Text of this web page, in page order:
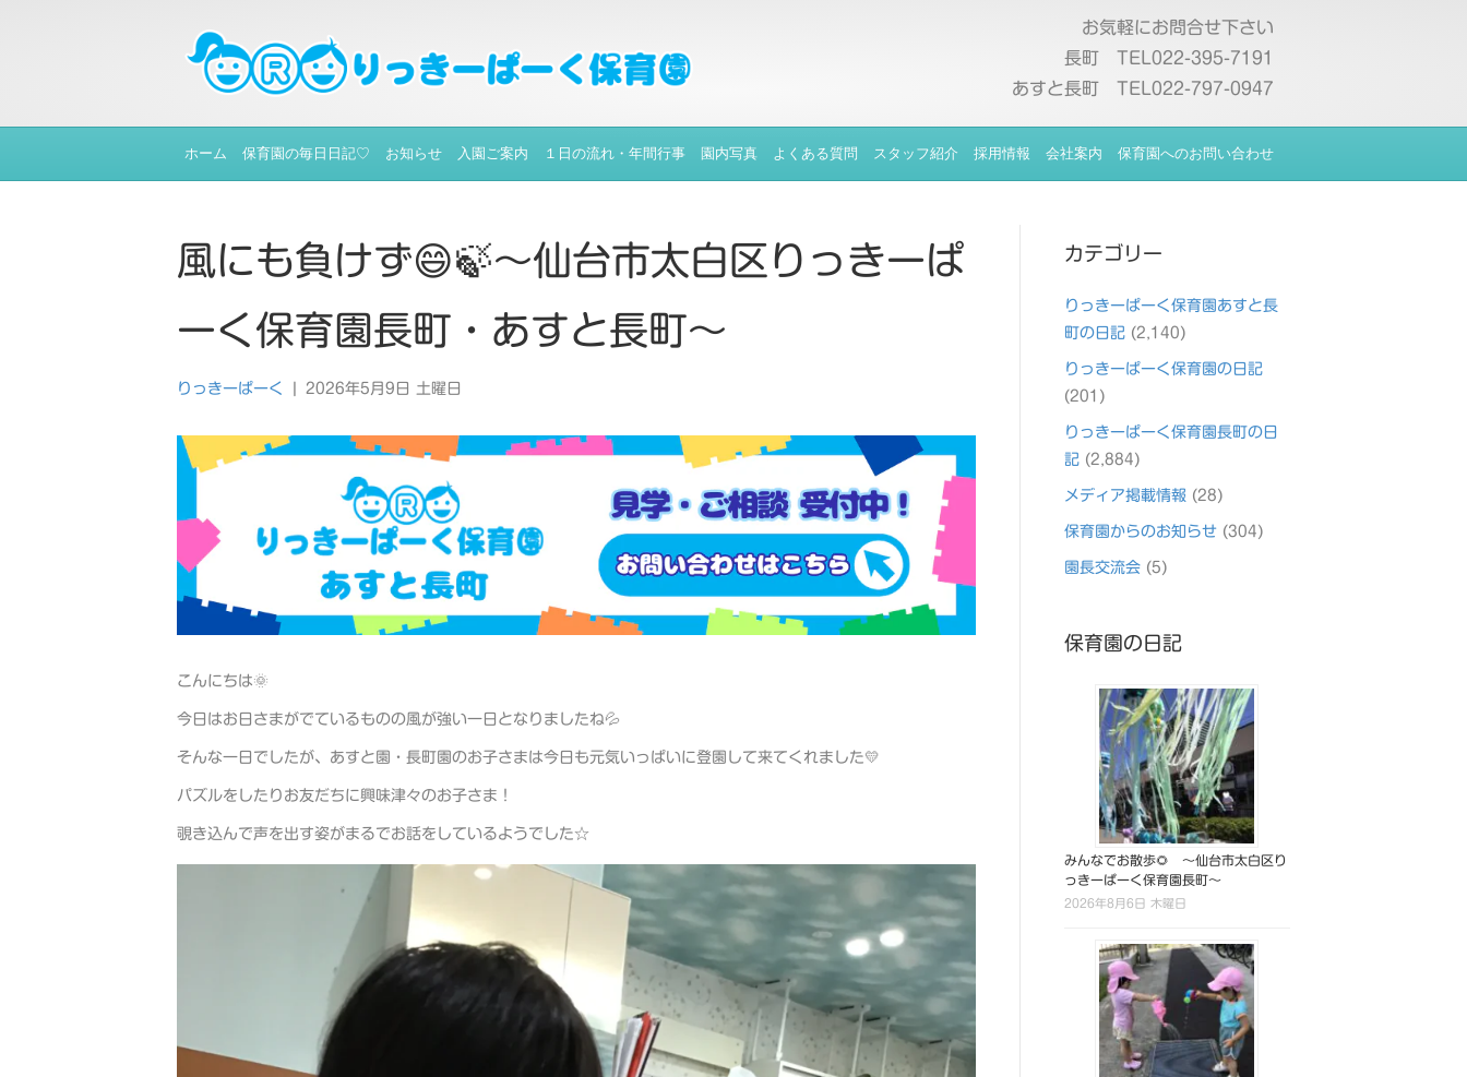
お気軽にお問合せ下さい
長町 TEL022-395-7191
あすと長町 TEL022-797-0947
ホーム 保育園の毎日日記♡ お知らせ 入園ご案内 １日の流れ・年間行事 園内写真 よくある質問 スタッフ紹介 採用情報 会社案内 保育園へのお問い合わせ
風にも負けず😄🍃～仙台市太白区りっきーぱ
ーく保育園長町・あすと長町～
りっきーぱーく 2026年5月9日 土曜日
こんにちは🌞
今日はお日さまがでているものの風が強い一日となりましたね💦
そんな一日でしたが、あすと園・長町園のお子さまは今日も元気いっぱいに登園して来てくれました💛
パズルをしたりお友だちに興味津々のお子さま！
覗き込んで声を出す姿がまるでお話をしているようでした☆
カテゴリー
りっきーぱーく保育園あすと長
町の日記(2,140)
りっきーぱーく保育園の日記
(201)
りっきーぱーく保育園長町の日
記(2,884)
メディア掲載情報 (28)
保育園からのお知らせ(304)
園長交流会(5)
保育園の日記
みんなでお散歩🌻 ～仙台市太白区り
っきーぱーく保育園長町～
2026年8月6日 木曜日